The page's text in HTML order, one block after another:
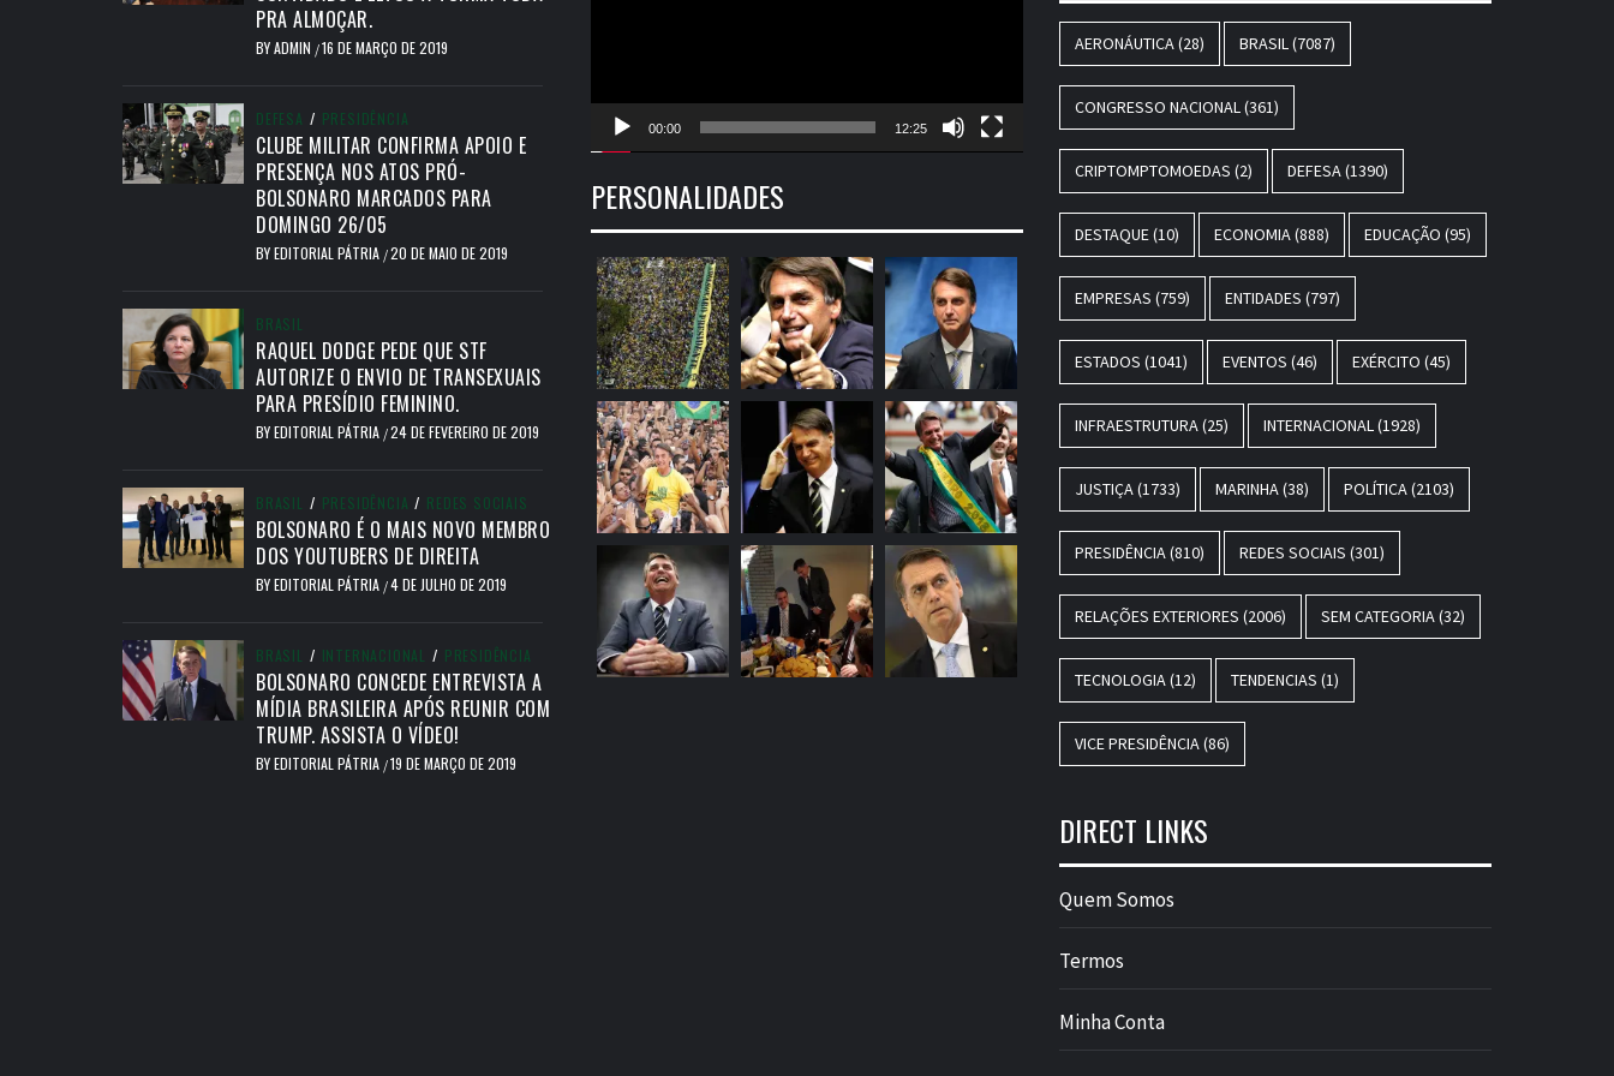
PRA ALMOÇAR.
BYADMIN /16 DE MARÇO DE 2019
DEFESA / PRESIDÊNCIA
CLUBE MILITAR CONFIRMA APOIO E
PRESENÇA NOS ATOS PRÓ-
BOLSONARO MARCADOS PARA
DOMINGO 26/05
BYEDITORIAL PÁTRIA /20 DE MAIO DE 2019
BRASIL
RAQUEL DODGE PEDE QUE STF
AUTORIZE O ENVIO DE TRANSEXUAIS
PARA PRESÍDIO FEMININO.
BYEDITORIAL PÁTRIA /24 DE FEVEREIRO DE 2019
BRASIL / PRESIDÊNCIA / REDES SOCIAIS
BOLSONARO É O MAIS NOVO MEMBRO
DOS YOUTUBERS DE DIREITA
BYEDITORIAL PÁTRIA /4 DE JULHO DE 2019
BRASIL / INTERNACIONAL / PRESIDÊNCIA
BOLSONARO CONCEDE ENTREVISTA A
MÍDIA BRASILEIRA APÓS REUNIR COM
TRUMP. ASSISTA O VÍDEO!
BYEDITORIAL PÁTRIA /19 DE MARÇO DE 2019
00:00 12:25
PERSONALIDADES
AERONÁUTICA (28) BRASIL (7087)
CONGRESSO NACIONAL (361)
CRIPTOMPTOMOEDAS (2) DEFESA (1390)
DESTAQUE(10) ECONOMIA (888) EDUCAÇÃO (95)
EMPRESAS (759) ENTIDADES (797)
ESTADOS (1041) EVENTOS (46) EXÉRCITO (45)
INFRAESTRUTURA (25) INTERNACIONAL (1928)
JUSTIÇA (1733) MARINHA (38) POLÍTICA (2103)
PRESIDÊNCIA (810) REDES SOCIAIS (301)
RELAÇÕES EXTERIORES (2006) SEM CATEGORIA (32)
TECNOLOGIA (12) TENDENCIAS (1)
VICE PRESIDÊNCIA (86)
DIRECT LINKS
Quem Somos
Termos
Minha Conta